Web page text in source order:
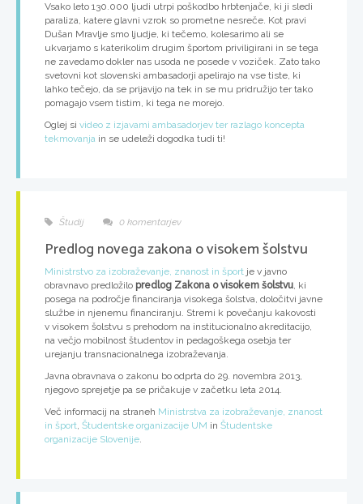
Vsako leto 130.000 ljudi utrpi poškodbo hrbtenjače, ki ji sledi
paraliza, katere glavni vzrok so prometne nesreče. Kot pravi
Dušan Mravlje smo ljudje, ki tečemo, kolesarimo ali se
ukvarjamo s katerikolim drugim športom priviligirani in se tega
ne zavedamo dokler nas usoda ne posede v voziček. Zato tako
svetovni kot slovenski ambasadorji apelirajo na vse tiste, ki
lahko tečejo, da se prijavijo na tek in se mu pridružijo ter tako
pomagajo vsem tistim, ki tega ne morejo.
Oglej si video z izjavami ambasadorjev ter razlago koncepta
tekmovanja in se udeleži dogodka tudi ti!
Študij 0 komentarjev
Predlog novega zakona o visokem šolstvu
Ministrstvo za izobraževanje, znanost in šport je v javno
obravnavo predložilo predlog Zakona o visokem šolstvu, ki
posega na področje financiranja visokega šolstva, določitvi javne
službe in njenemu financiranju. Stremi k povečanju kakovosti
v visokem šolstvu s prehodom na institucionalno akreditacijo,
na večjo mobilnost študentov in pedagoškega osebja ter
urejanju transnacionalnega izobraževanja.
Javna obravnava o zakonu bo odprta do 29. novembra 2013,
njegovo sprejetje pa se pričakuje v začetku leta 2014.
Več informacij na straneh Ministrstva za izobraževanje, znanost
in šport, Študentske organizacije UM in Študentske
organizacije Slovenije.